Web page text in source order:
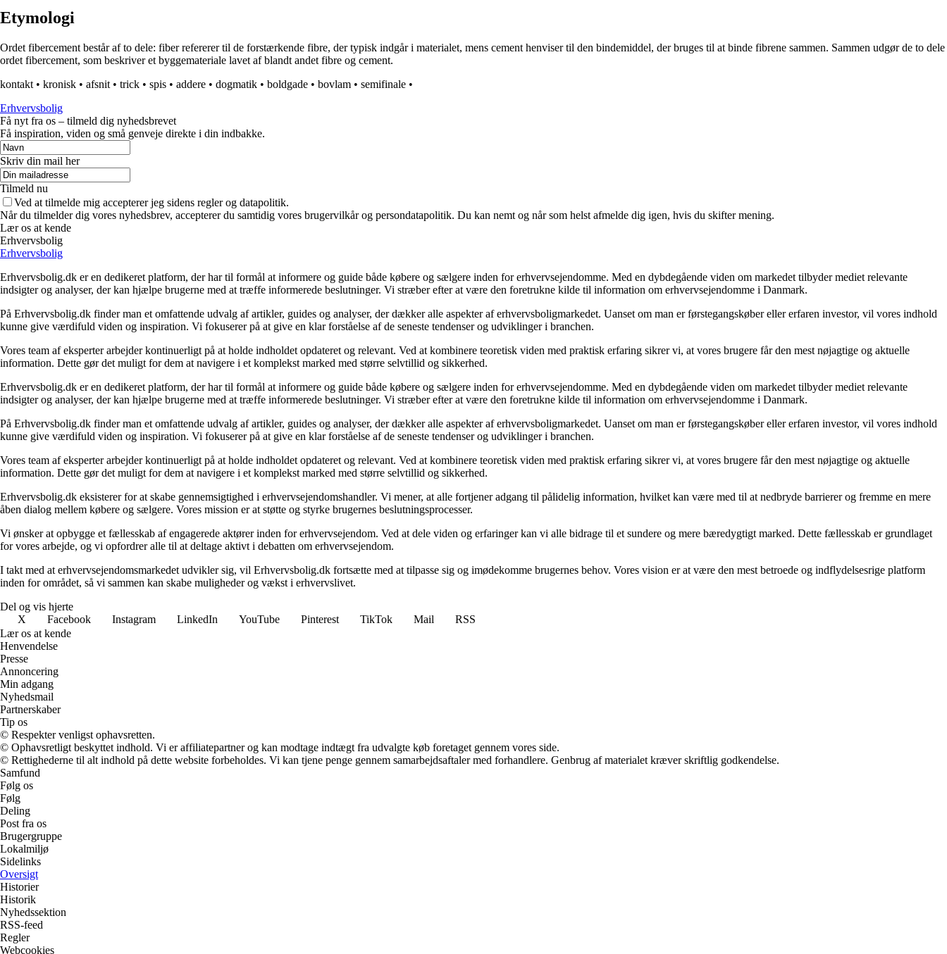
Etymologi
Ordet fibercement består af to dele: fiber refererer til de forstærkende fibre, der typisk indgår i materialet, mens cement henviser til den bindemiddel, der bruges til at binde fibrene sammen. Sammen udgør de to dele
ordet fibercement, som beskriver et byggemateriale lavet af blandt andet fibre og cement.
kontakt • kronisk • afsnit • trick • spis • addere • dogmatik • boldgade • bovlam • semifinale •
Erhvervsbolig
Få nyt fra os – tilmeld dig nyhedsbrevet
Få inspiration, viden og små genveje direkte i din indbakke.
Skriv din mail her
Tilmeld nu
Ved at tilmelde mig accepterer jeg sidens regler og datapolitik.
Når du tilmelder dig vores nyhedsbrev, accepterer du samtidig vores brugervilkår og persondatapolitik. Du kan nemt og når som helst afmelde dig igen, hvis du skifter mening.
Lær os at kende
Erhvervsbolig
Erhvervsbolig
Erhvervsbolig.dk er en dedikeret platform, der har til formål at informere og guide både købere og sælgere inden for erhvervsejendomme. Med en dybdegående viden om markedet tilbyder mediet relevante
indsigter og analyser, der kan hjælpe brugerne med at træffe informerede beslutninger. Vi stræber efter at være den foretrukne kilde til information om erhvervsejendomme i Danmark.
På Erhvervsbolig.dk finder man et omfattende udvalg af artikler, guides og analyser, der dækker alle aspekter af erhvervsboligmarkedet. Uanset om man er førstegangskøber eller erfaren investor, vil vores indhold
kunne give værdifuld viden og inspiration. Vi fokuserer på at give en klar forståelse af de seneste tendenser og udviklinger i branchen.
Vores team af eksperter arbejder kontinuerligt på at holde indholdet opdateret og relevant. Ved at kombinere teoretisk viden med praktisk erfaring sikrer vi, at vores brugere får den mest nøjagtige og aktuelle
information. Dette gør det muligt for dem at navigere i et komplekst marked med større selvtillid og sikkerhed.
Erhvervsbolig.dk er en dedikeret platform, der har til formål at informere og guide både købere og sælgere inden for erhvervsejendomme. Med en dybdegående viden om markedet tilbyder mediet relevante
indsigter og analyser, der kan hjælpe brugerne med at træffe informerede beslutninger. Vi stræber efter at være den foretrukne kilde til information om erhvervsejendomme i Danmark.
På Erhvervsbolig.dk finder man et omfattende udvalg af artikler, guides og analyser, der dækker alle aspekter af erhvervsboligmarkedet. Uanset om man er førstegangskøber eller erfaren investor, vil vores indhold
kunne give værdifuld viden og inspiration. Vi fokuserer på at give en klar forståelse af de seneste tendenser og udviklinger i branchen.
Vores team af eksperter arbejder kontinuerligt på at holde indholdet opdateret og relevant. Ved at kombinere teoretisk viden med praktisk erfaring sikrer vi, at vores brugere får den mest nøjagtige og aktuelle
information. Dette gør det muligt for dem at navigere i et komplekst marked med større selvtillid og sikkerhed.
Erhvervsbolig.dk eksisterer for at skabe gennemsigtighed i erhvervsejendomshandler. Vi mener, at alle fortjener adgang til pålidelig information, hvilket kan være med til at nedbryde barrierer og fremme en mere
åben dialog mellem købere og sælgere. Vores mission er at støtte og styrke brugernes beslutningsprocesser.
Vi ønsker at opbygge et fællesskab af engagerede aktører inden for erhvervsejendom. Ved at dele viden og erfaringer kan vi alle bidrage til et sundere og mere bæredygtigt marked. Dette fællesskab er grundlaget
for vores arbejde, og vi opfordrer alle til at deltage aktivt i debatten om erhvervsejendom.
I takt med at erhvervsejendomsmarkedet udvikler sig, vil Erhvervsbolig.dk fortsætte med at tilpasse sig og imødekomme brugernes behov. Vores vision er at være den mest betroede og indflydelsesrige platform
inden for området, så vi sammen kan skabe muligheder og vækst i erhvervslivet.
Del og vis hjerte
X
Facebook Instagram LinkedIn YouTube Pinterest TikTok Mail
RSS
Lær os at kende
Henvendelse
Presse
Annoncering
Min adgang
Nyhedsmail
Partnerskaber
Tip os
© Respekter venligst ophavsretten.
© Ophavsretligt beskyttet indhold. Vi er affiliatepartner og kan modtage indtægt fra udvalgte køb foretaget gennem vores side.
© Rettighederne til alt indhold på dette website forbeholdes. Vi kan tjene penge gennem samarbejdsaftaler med forhandlere. Genbrug af materialet kræver skriftlig godkendelse.
Samfund
Følg os
Følg
Deling
Post fra os
Brugergruppe
Lokalmiljø
Sidelinks
Oversigt
Historier
Historik
Nyhedssektion
RSS-feed
Regler
Webcookies